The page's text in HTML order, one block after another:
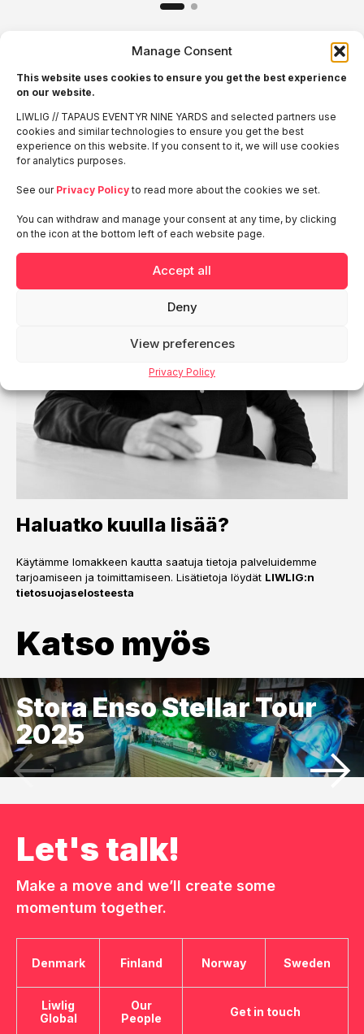
Manage Consent
This website uses cookies to ensure you get the best experience
on our website.
LIWLIG // TAPAUS EVENTYR NINE YARDS and selected partners use
cookies and similar technologies to ensure you get the best
experience on this website. If you consent to it, we will use cookies
for analytics purposes.
See our Privacy Policyto read more about the cookies we set.
You can withdraw and manage your consent at any time, by clicking
on the icon at the bottom left of each website page.
Accept all
Deny
View preferences
Privacy Policy
Business Director, New Business
hannu.huttunen@liwlig.fi
+358500482454
Haluatko kuulla lisää?
Käytämme lomakkeen kautta saatuja tietoja palveluidemme
tarjoamiseen ja toimittamiseen. Lisätietoja löydät LIWLIG:n
tietosuojaselosteesta
Katso myös
Stora Enso Stellar Tour
2025
Let's talk!
Make a move and we’ll create some
momentum together.
Denmark Finland Norway Sweden
Liwlig
Global
Our
People
Get in touch